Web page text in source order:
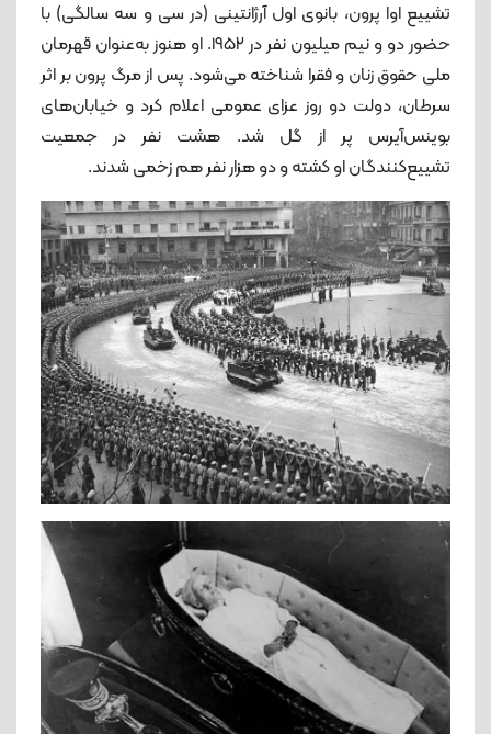
تشییع اوا پرون، بانوی اول آرژانتینی (در سی و سه سالگی) با
حضور دو و نیم میلیون نفر در ۱۹۵۲. او هنوز به‌عنوان قهرمان
ملی حقوق زنان و فقرا شناخته می‌شود. پس از مرگ پرون بر اثر
سرطان، دولت دو روز عزای عمومی اعلام کرد و خیابان‌های
بوینس‌آیرس پر از گل شد. هشت نفر در جمعیت
تشییع‌کنندگان او کشته و دو هزار نفر هم زخمی شدند.